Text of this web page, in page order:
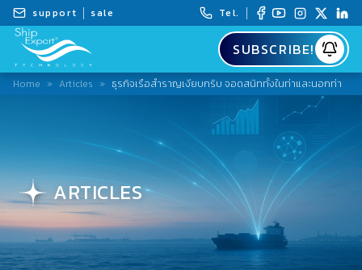
support sale Tel.
SUBSCRIBE!
Home » Articles » ธุรกิจเรือสำราญเงียบกริบ จอดสนิททั้งในท่าและนอกท่า
ARTICLES